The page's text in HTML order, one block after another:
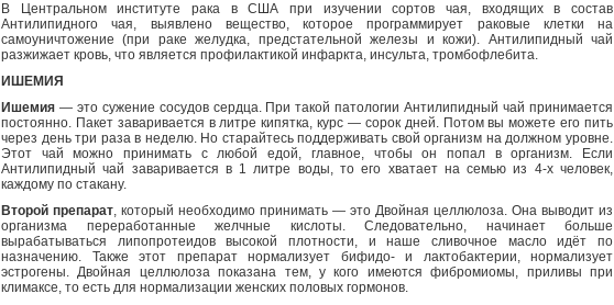
В Центральном институте рака в США при изучении сортов чая, входящих в состав
Антилипидного чая, выявлено вещество, которое программирует раковые клетки на
самоуничтожение (при раке желудка, предстательной железы и кожи). Антилипидный чай
разжижает кровь, что является профилактикой инфаркта, инсульта, тромбофлебита.
ИШЕМИЯ
Ишемия — это сужение сосудов сердца. При такой патологии Антилипидный чай принимается
постоянно. Пакет заваривается в литре кипятка, курс — сорок дней. Потом вы можете его пить
через день три раза в неделю. Но старайтесь поддерживать свой организм на должном уровне.
Этот чай можно принимать с любой едой, главное, чтобы он попал в организм. Если
Антилипидный чай заваривается в 1 литре воды, то его хватает на семью из 4-х человек,
каждому по стакану.
Второй препарат, который необходимо принимать — это Двойная целлюлоза. Она выводит из
организма переработанные желчные кислоты. Следовательно, начинает больше
вырабатываться липопротеидов высокой плотности, и наше сливочное масло идёт по
назначению. Также этот препарат нормализует бифидо- и лактобактерии, нормализует
эстрогены. Двойная целлюлоза показана тем, у кого имеются фибромиомы, приливы при
климаксе, то есть для нормализации женских половых гормонов.